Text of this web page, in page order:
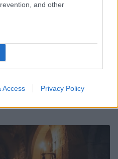
and other
Access Privacy Policy
come valorizzare il nostro